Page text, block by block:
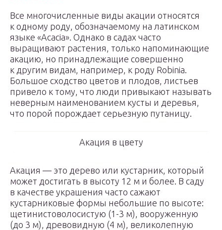
Все многочисленные виды акации относятся
к одному роду, обозначаемому на латинском
языке «Acacia». Однако в садах часто
выращивают растения, только напоминающие
акацию, но принадлежащие совершенно
к другим видам, например, к роду Robinia.
Большое сходство цветов и плодов, листьев
привело к тому, что люди привыкают называть
неверным наименованием кусты и деревья,
что порой порождает серьезную путаницу.
Акация в цвету
Акация — это дерево или кустарник, который
может достигать в высоту 12 м и более. В саду
в качестве украшения часто сажают
кустарниковые формы небольшие по высоте:
щетинистоволосистую (1-3 м), вооруженную
(до 3 м), древовидную (4 м), великолепную